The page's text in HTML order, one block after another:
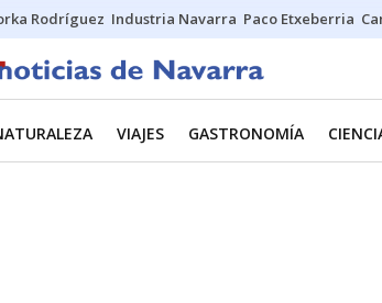
Rodríguez Industria Navarra Paco Etxeberria
VIAJES GASTRONOMÍA